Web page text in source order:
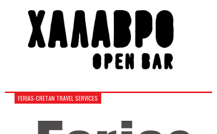
FERIAS-CRETAN TRAVEL SERVICES